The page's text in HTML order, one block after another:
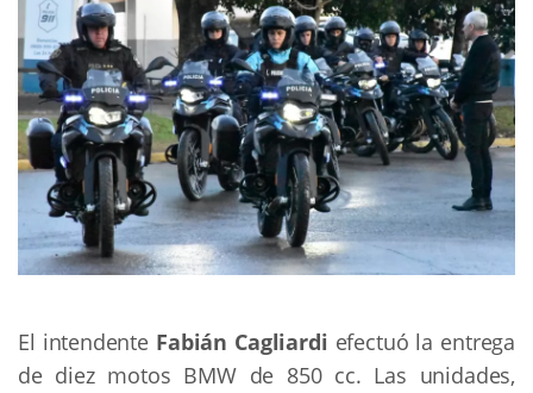
El intendente Fabián Cagliardi efectuó la entrega
de diez motos BMW de 850 cc. Las unidades,